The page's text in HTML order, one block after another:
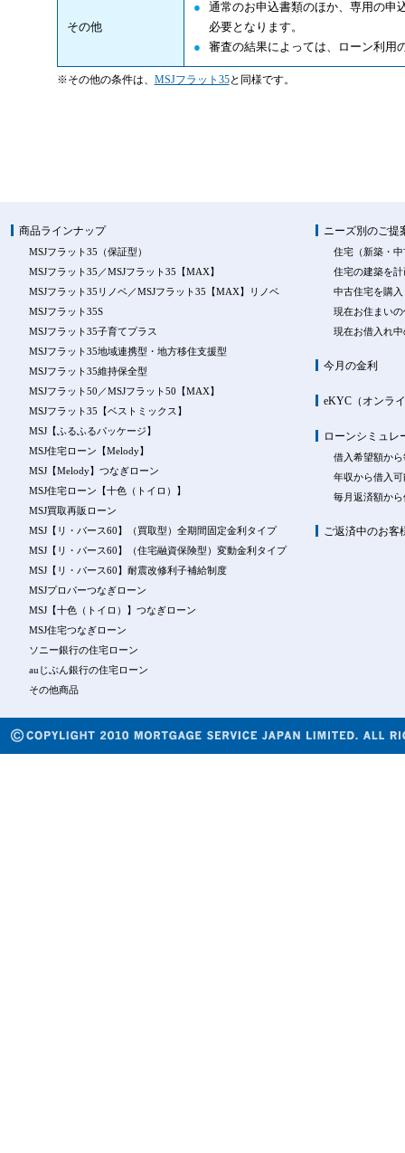
その他
●
通常のお申込書類のほか、専用の申
必要となります。
●
審査の結果によっては、ローン利用
※その他の条件は、 MSJフラット35と同様です。
商品ラインナップ
MSJフラット35（保証型）
MSJフラット35／MSJフラット35【MAX】
MSJフラット35リノベ／MSJフラット35【MAX】リノベ
MSJフラット35S
MSJフラット35子育てプラス
MSJフラット35地域連携型・地方移住支援型
MSJフラット35維持保全型
MSJフラット50／MSJフラット50【MAX】
MSJフラット35【ベストミックス】
MSJ【ふるふるパッケージ】
MSJ住宅ローン【Melody】
MSJ【Melody】つなぎローン
MSJ住宅ローン【十色（トイロ）】
MSJ買取再販ローン
MSJ【リ・バース60】（買取型）全期間固定金利タイプ
MSJ【リ・バース60】（住宅融資保険型）変動金利タイプ
MSJ【リ・バース60】耐震改修利子補給制度
MSJプロパーつなぎローン
MSJ【十色（トイロ）】つなぎローン
MSJ住宅つなぎローン
ソニー銀行の住宅ローン
auじぶん銀行の住宅ローン
その他商品
ニーズ別のご提
住宅（新築・
住宅の建築を
中古住宅を購
現在お住まい
現在お借入れ
今月の金利
eKYC（オンラ
ローンシミュレ
借入希望額か
年収から借入
毎月返済額か
ご返済中のお客